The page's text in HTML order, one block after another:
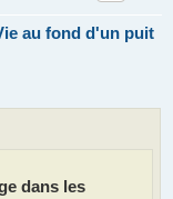
au fond d'un puit
dans les